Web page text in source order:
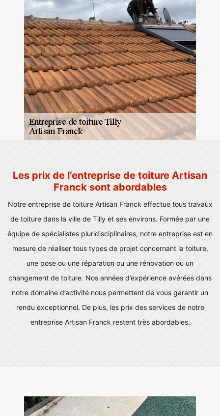
Les prix de l’entreprise de toiture Artisan
Franck sont abordables
Notre entreprise de toiture Artisan Franck effectue tous travaux
de toiture dans la ville de Tilly et ses environs. Formée par une
équipe de spécialistes pluridisciplinaires, notre entreprise est en
mesure de réaliser tous types de projet concernant la toiture,
une pose ou une réparation ou une rénovation ou un
changement de toiture. Nos années d’expérience avérées dans
notre domaine d’activité nous permettent de vous garantir un
rendu exceptionnel. De plus, les prix des services de notre
entreprise Artisan Franck restent très abordables.